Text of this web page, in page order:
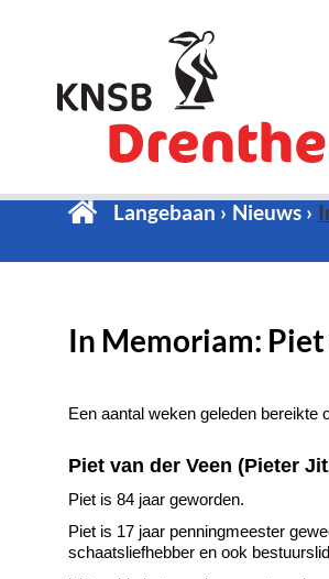
Langebaan Nieuws
In Memoriam: Piet
Een aantal weken geleden bereikte
Piet van der Veen (Pieter
Piet is 84 jaar geworden.
Piet is 17 jaar penningmeester
schaatsliefhebber en ook